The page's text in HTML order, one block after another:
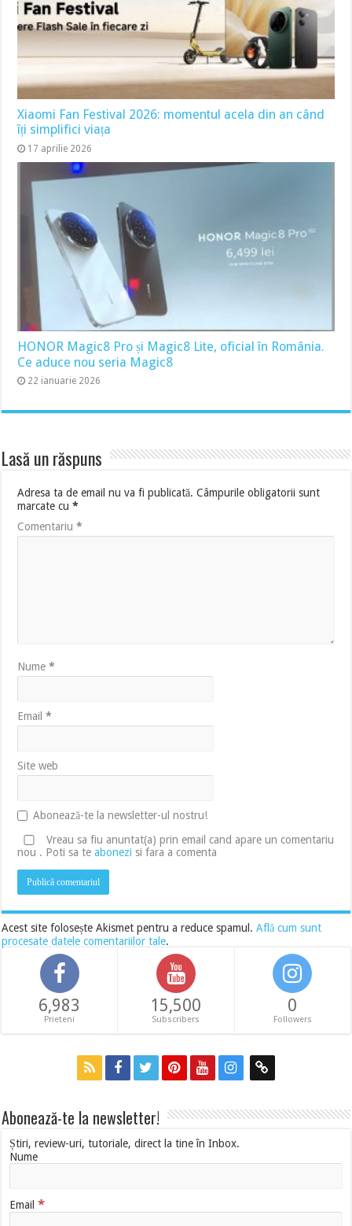
Xiaomi Fan Festival 2026: momentul acela din an când
îți simplifici viața
17 aprilie 2026
HONOR Magic8 Pro și Magic8 Lite, oficial în România.
Ce aduce nou seria Magic8
22 ianuarie 2026
Lasă un răspuns
Adresa ta de email nu va fi publicată. Câmpurile obligatorii sunt
marcate cu*
Comentariu*
Nume*
Email*
Site web
Abonează-te la newsletter-ul nostru!
Vreau sa fiu anuntat(a) prin email cand apare un comentariu
nou . Poti sa teabonezi si fara a comenta
Acest site folosește Akismet pentru a reduce spamul.Află cum sunt
procesate datele comentariilor tale.
6,983
Prieteni
15,500
Subscribers
0
Followers
Abonează-te la newsletter!
Știri, review-uri, tutoriale, direct la tine în Inbox.
Nume
Email*